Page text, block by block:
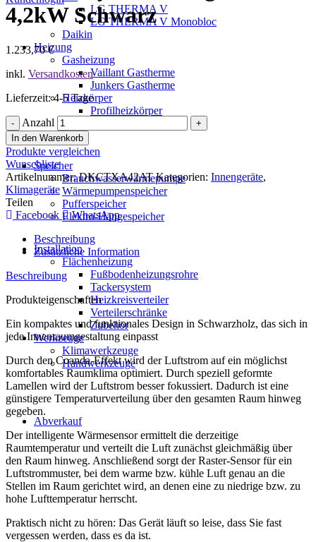
LG THERMA V
LG THERMA V Monobloc
Daikin
Heizung
Gasheizung
Vaillant Gastherme
Junkers Gastherme
Heizkörper
Profilheizkörper
Speicher
Brauchwasserwärmepumpe
Wärmepumpenspeicher
Pufferspeicher
Elektro-Hängespeicher
Installation
Flächenheizung
Fußbodenheizungsrohre
Tackersystem
Heizkreisverteiler
Verteilerschränke
Zubehör
Werkzeuge
Klimawerkzeuge
Handwerkzeuge
Abverkauf
4,2kW Schwarz
1.233,70€
inkl. Versandkosten
Lieferzeit: 4-5 Tage
Anzahl
In den Warenkorb
Produkte vergleichen
Wunschliste
Artikelnummer:DKCTXA42AT Kategorien: Innengeräte,
Klimageräte
Teilen
Facebook
WhatsApp
Beschreibung
Zusätzliche Information
Beschreibung
Produkteigenschaften
Ein kompaktes und funktionales Design in Schwarzholz, das sich in
jede Innenraumgestaltung einpasst
Durch den Coanda-Effekt wird der Luftstrom auf ein möglichst
komfortables Raumklima optimiert. Durch speziell geformte
Lamellen wird der Luftstrom besser fokussiert. Dadurch ist eine
günstigere Temperaturverteilung über den gesamten Raum hinweg
gegeben.
Der intelligente Wärmesensor ermittelt die derzeitige
Raumtemperatur und verteilt die Luft zunächst gleichmäßig über
den Raum hinweg. Anschließend sorgt der Raster-Sensor für ein
Luftstrommuster, bei dem warme bzw. kühle Luft genau an die
Stellen im Raum gerichtet wird, an denen eine zu niedrige bzw. zu
hohe Lufttemperatur herrscht.
Praktisch nicht zu hören: Das Gerät läuft so leise, dass Sie fast
vergessen werden, dass es da ist.